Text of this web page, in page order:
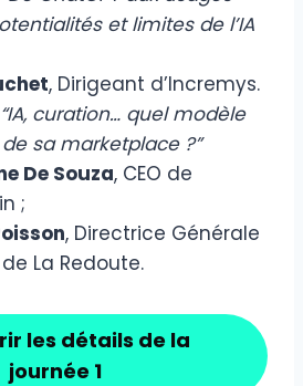
et limites de l’IA
, Dirigeant d’Incremys.
“IA, curation… quel modèle
sa marketplace ?”
De Souza, CEO de
;
, Directrice Générale
La Redoute.
les détails de la
journée 1